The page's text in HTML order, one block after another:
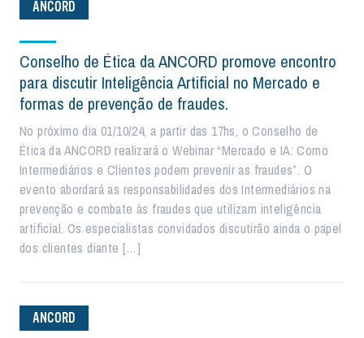
ANCORD
Conselho de Ética da ANCORD promove encontro
para discutir Inteligência Artificial no Mercado e
formas de prevenção de fraudes.
No próximo dia 01/10/24, a partir das 17hs, o Conselho de
Ética da ANCORD realizará o Webinar “Mercado e IA: Como
Intermediários e Clientes podem prevenir as fraudes”. O
evento abordará as responsabilidades dos Intermediários na
prevenção e combate às fraudes que utilizam inteligência
artificial. Os especialistas convidados discutirão ainda o papel
dos clientes diante […]
ANCORD